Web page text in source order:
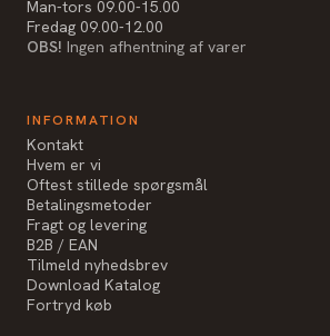
Man-tors 09.00-15.00
Fredag 09.00-12.00
OBS! Ingen afhentning af varer
INFORMATION
Kontakt
Hvem er vi
Oftest stillede spørgsmål
Betalingsmetoder
Fragt og levering
B2B / EAN
Tilmeld nyhedsbrev
Download Katalog
Fortryd køb